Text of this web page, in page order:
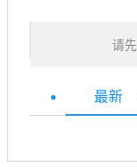
请先
最新